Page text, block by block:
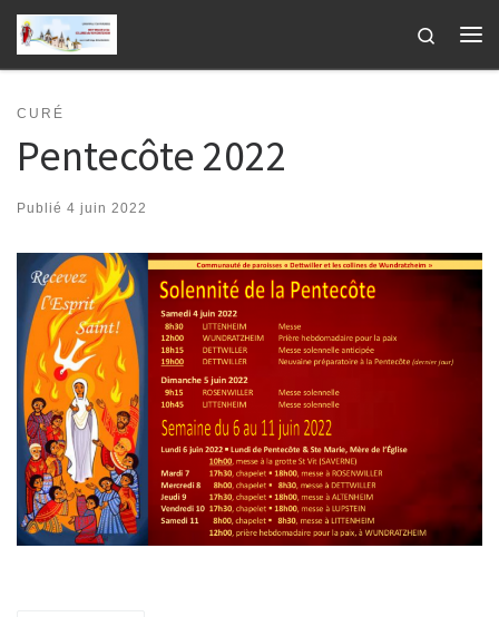
Passer au contenu
Search
CURÉ
Pentecôte 2022
Publié 4 juin 2022